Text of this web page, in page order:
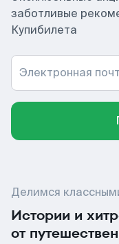
заботливые
Купибилета
Электронная
Делимся
Истории и
от